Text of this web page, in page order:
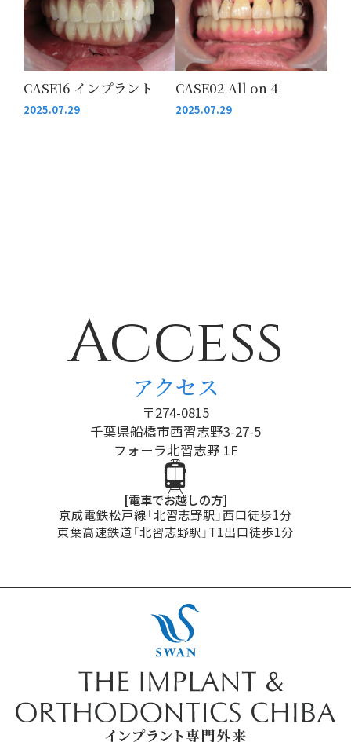
CASE16 インプラント
2025.07.29
CASE02 All on 4
2025.07.29
Access
アクセス
〒274-0815
千葉県船橋市西習志野3-27-5
フォーラ北習志野 1F
[電車でお越しの方]
京成電鉄松戸線「北習志野駅」西口徒歩1分
東葉高速鉄道「北習志野駅」T1出口徒歩1分